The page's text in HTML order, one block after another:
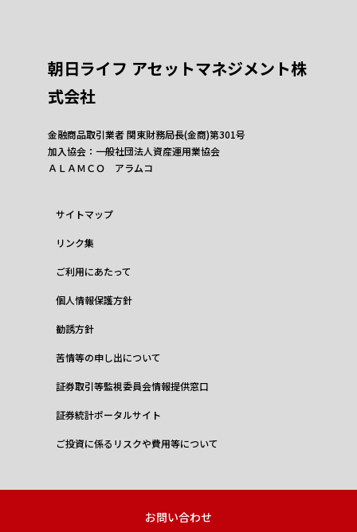
朝日ライフ アセットマネジメント株
式会社
金融商品取引業者 関東財務局長(金商)第301号
加入協会：一般社団法人資産運用業協会
ＡＬＡＭＣＯ アラムコ
サイトマップ
リンク集
ご利用にあたって
個人情報保護方針
勧誘方針
苦情等の申し出について
証券取引等監視委員会情報提供窓口
証券統計ポータルサイト
ご投資に係るリスクや費用等について
お問い合わせ